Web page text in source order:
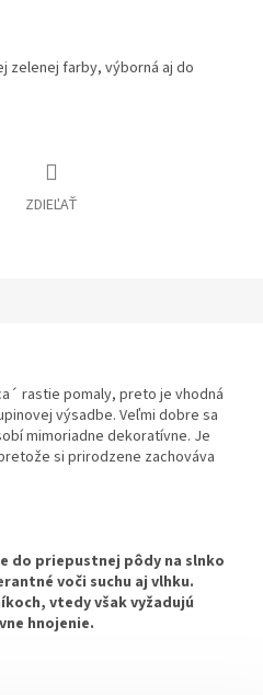
zelenej farby, výborná aj do
ZDIEĽAŤ
rastie pomaly, preto je vhodná
výsadbe. Veľmi dobre sa
mimoriadne dekoratívne. Je
si prirodzene zachováva
do priepustnej pôdy na slnko
voči suchu aj vlhku.
vtedy však vyžadujú
hnojenie.